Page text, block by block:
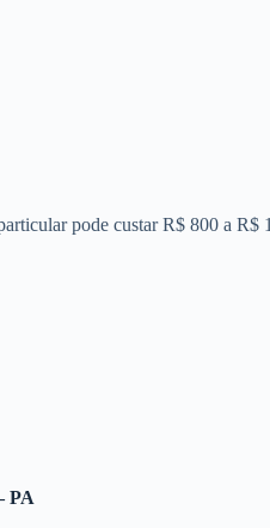
pode custar R$ 800 a
PA